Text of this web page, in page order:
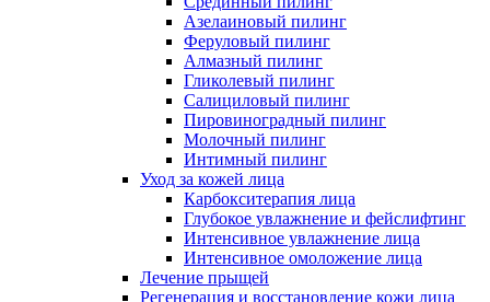
Азелаиновый пилинг
Феруловый пилинг
Алмазный пилинг
Гликолевый пилинг
Салициловый пилинг
Пировиноградный пилинг
Молочный пилинг
Интимный пилинг
Уход за кожей лица
Карбокситерапия лица
Глубокое увлажнение и фейслифтинг
Интенсивное увлажнение лица
Интенсивное омоложение лица
Лечение прыщей
Регенерация и восстановление кожи лица